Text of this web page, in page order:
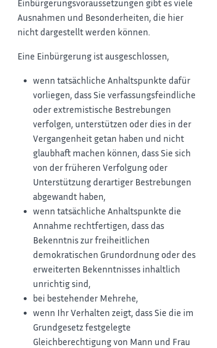
Einbürgerungsvoraussetzungen gibt es viele
Ausnahmen und Besonderheiten, die hier
nicht dargestellt werden können.
Eine Einbürgerung ist ausgeschlossen,
wenn tatsächliche Anhaltspunkte dafür
vorliegen, dass Sie verfassungsfeindliche
oder extremistische Bestrebungen
verfolgen, unterstützen oder dies in der
Vergangenheit getan haben und nicht
glaubhaft machen können, dass Sie sich
von der früheren Verfolgung oder
Unterstützung derartiger Bestrebungen
abgewandt haben,
wenn tatsächliche Anhaltspunkte die
Annahme rechtfertigen, dass das
Bekenntnis zur freiheitlichen
demokratischen Grundordnung oder des
erweiterten Bekenntnisses inhaltlich
unrichtig sind,
bei bestehender Mehrehe,
wenn Ihr Verhalten zeigt, dass Sie die im
Grundgesetz festgelegte
Gleichberechtigung von Mann und Frau